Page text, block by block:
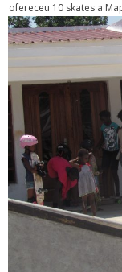
ofereceu 10 skates a